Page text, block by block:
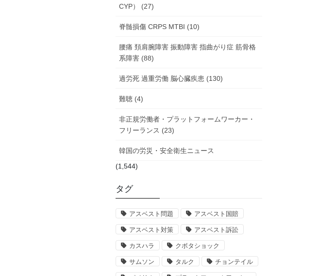
CYP） (27)
脊髄損傷 CRPS MTBI (10)
腰痛 頚肩腕障害 振動障害 指曲がり症 筋骨格
系障害 (88)
過労死 過重労働 脳心臓疾患 (130)
難聴 (4)
非正規労働者・プラットフォームワーカー・
フリーランス (23)
韓国の労災・安全衛生ニュース
(1,544)
タグ
アスベスト問題 アスベスト国賠
アスベスト対策 アスベスト訴訟
カスハラ クボタショック
サムソン タルク チョンテイル